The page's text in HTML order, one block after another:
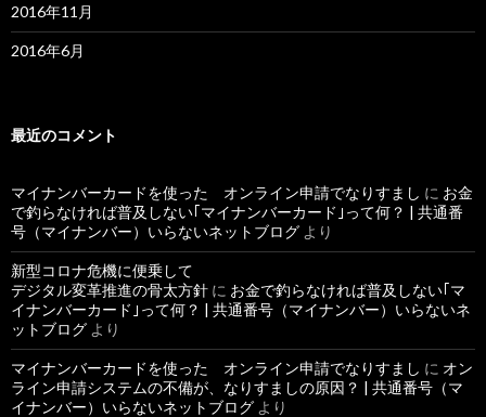
2016年11月
2016年6月
最近のコメント
マイナンバーカードを使った オンライン申請でなりすまし に お金
で釣らなければ普及しない｢マイナンバーカード｣って何？ | 共通番
号（マイナンバー）いらないネットブログ より
新型コロナ危機に便乗して
デジタル変革推進の骨太方針 に お金で釣らなければ普及しない｢マ
イナンバーカード｣って何？ | 共通番号（マイナンバー）いらないネ
ットブログ より
マイナンバーカードを使った オンライン申請でなりすまし に オン
ライン申請システムの不備が、なりすましの原因？ | 共通番号（マ
イナンバー）いらないネットブログ より